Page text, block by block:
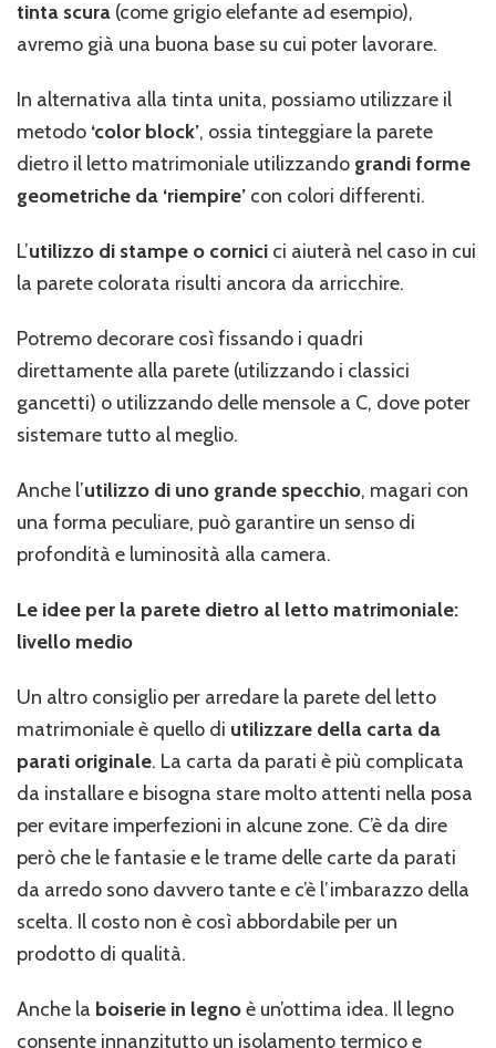
tinta scura (come grigio elefante ad esempio),
avremo già una buona base su cui poter lavorare.
In alternativa alla tinta unita, possiamo utilizzare il
metodo ‘color block’, ossia tinteggiare la parete
dietro il letto matrimoniale utilizzando grandi forme
geometriche da ‘riempire’ con colori differenti.
L’utilizzo di stampe o cornici ci aiuterà nel caso in cui
la parete colorata risulti ancora da arricchire.
Potremo decorare così fissando i quadri
direttamente alla parete (utilizzando i classici
gancetti) o utilizzando delle mensole a C, dove poter
sistemare tutto al meglio.
Anche l’utilizzo di uno grande specchio, magari con
una forma peculiare, può garantire un senso di
profondità e luminosità alla camera.
Le idee per la parete dietro al letto matrimoniale:
livello medio
Un altro consiglio per arredare la parete del letto
matrimoniale è quello di utilizzare della carta da
parati originale. La carta da parati è più complicata
da installare e bisogna stare molto attenti nella posa
per evitare imperfezioni in alcune zone. C’è da dire
però che le fantasie e le trame delle carte da parati
da arredo sono davvero tante e c’è l’imbarazzo della
scelta. Il costo non è così abbordabile per un
prodotto di qualità.
Anche la boiserie in legnoè un’ottima idea. Il legno
consente innanzitutto un isolamento termico e